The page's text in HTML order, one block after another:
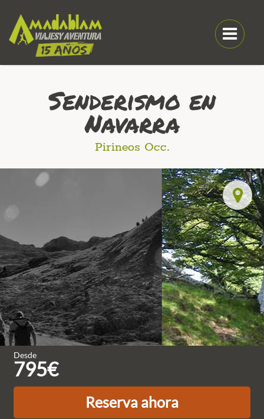
Senderismo en
Navarra
Pirineos Occ.
Desde
795€
Reserva ahora